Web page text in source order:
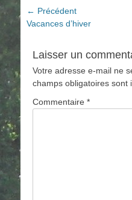
Navigation
de
← Précédent
Article
Vacances d’hiver
Laisser un
Votre adresse e-mail ne
champs obligatoires sont
Commentaire *